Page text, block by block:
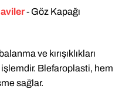
- Göz Kapağı
ve kırışıklıkları
Blefaroplasti, hem
sağlar.